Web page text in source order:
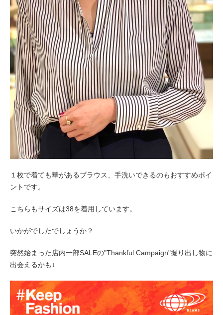
１枚で着ても華があるブラウス、手洗いできるのもおすすめポイ
ントです。
こちらもサイズは38を着用しています。
いかがでしたでしょうか？
突然始まった店内一部SALEの"Thankful Campaign"掘り出し物に
出会えるかも↓